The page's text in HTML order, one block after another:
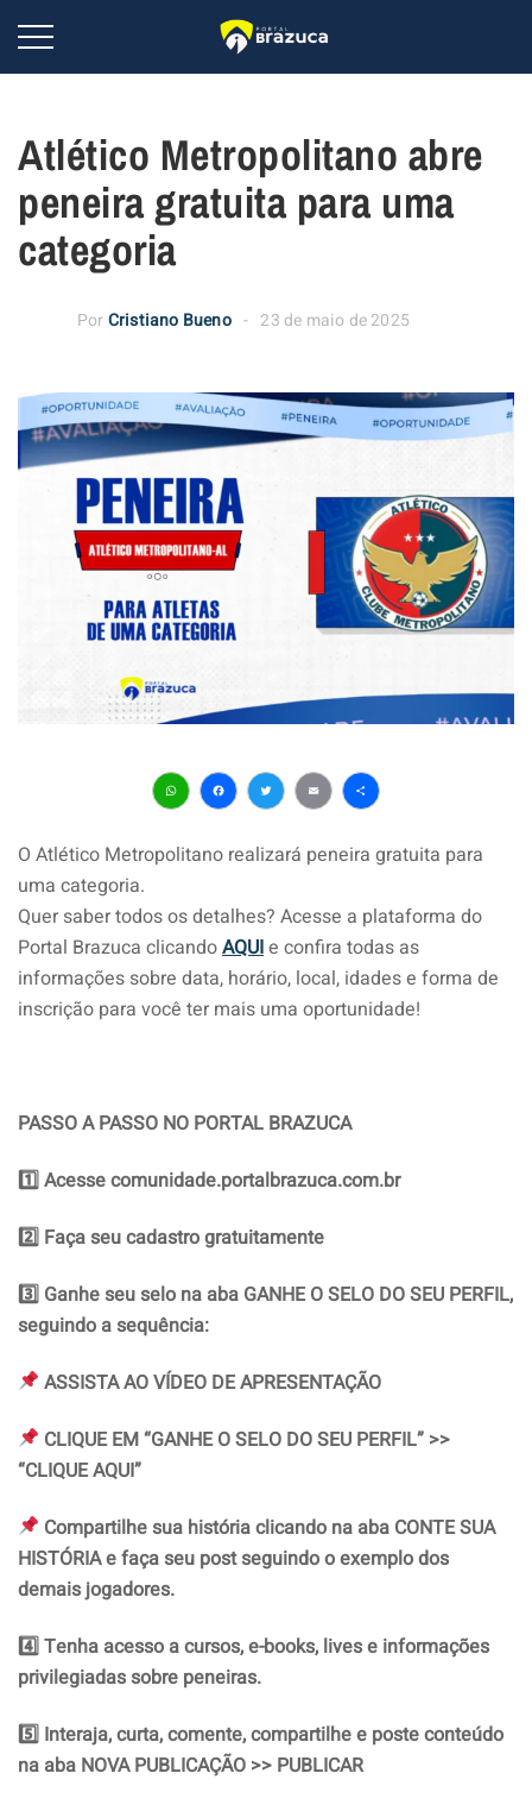
Atlético Metropolitano abre
peneira gratuita para uma
categoria
PorCristiano Bueno 23 de maio de 2025
WhatsApp
Facebook
Twitter
EmailShare
O Atlético Metropolitano realizará peneira gratuita para
uma categoria.
Quer saber todos os detalhes? Acesse a plataforma do
Portal Brazuca clicandoAQUIe confira todas as
informações sobre data, horário, local, idades e forma de
inscrição para você ter mais uma oportunidade!
PASSO A PASSO NO PORTAL BRAZUCA
1️⃣ Acesse comunidade.portalbrazuca.com.br
2️ ⃣ Faça seu cadastro gratuitamente
3️ ⃣ Ganhe seu selo na aba GANHE O SELO DO SEU PERFIL,
seguindo a sequência:
ASSISTA AO VÍDEO DE APRESENTAÇÃO
CLIQUE EM “GANHE O SELO DO SEU PERFIL” >>
“CLIQUE AQUI”
Compartilhe sua história clicando na aba CONTE SUA
HISTÓRIA e faça seu post seguindo o exemplo dos
demais jogadores.
4️⃣ Tenha acesso a cursos, e-books, lives e informações
privilegiadas sobre peneiras.
5️ ⃣ Interaja, curta, comente, compartilhe e poste conteúdo
na aba NOVA PUBLICAÇÃO >> PUBLICAR